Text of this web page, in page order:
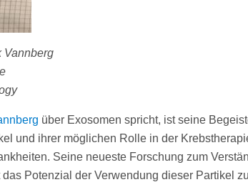
Vannberg
über Exosomen spricht, ist seine
und ihrer möglichen Rolle in der
Seine neueste Forschung zum
das Potenzial der Verwendung dieser Partikel